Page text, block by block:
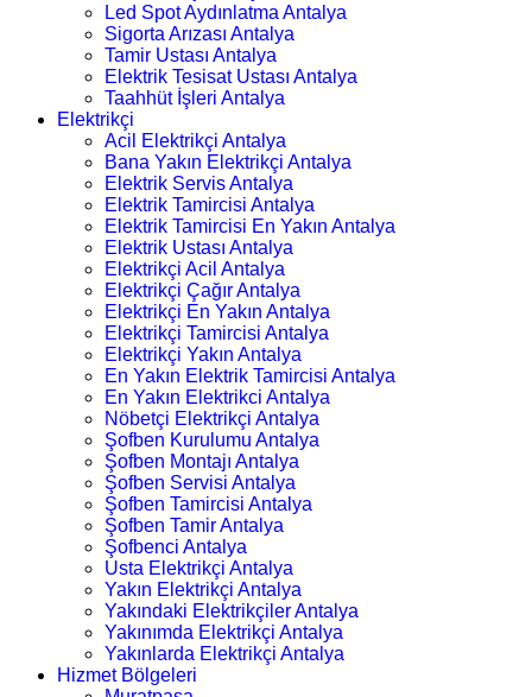
Led Spot Aydınlatma Antalya
Sigorta Arızası Antalya
Tamir Ustası Antalya
Elektrik Tesisat Ustası Antalya
Taahhüt İşleri Antalya
Elektrikçi
Acil Elektrikçi Antalya
Bana Yakın Elektrikçi Antalya
Elektrik Servis Antalya
Elektrik Tamircisi Antalya
Elektrik Tamircisi En Yakın Antalya
Elektrik Ustası Antalya
Elektrikçi Acil Antalya
Elektrikçi Çağır Antalya
Elektrikçi En Yakın Antalya
Elektrikçi Tamircisi Antalya
Elektrikçi Yakın Antalya
En Yakın Elektrik Tamircisi Antalya
En Yakın Elektrikci Antalya
Nöbetçi Elektrikçi Antalya
Şofben Kurulumu Antalya
Şofben Montajı Antalya
Şofben Servisi Antalya
Şofben Tamircisi Antalya
Şofben Tamir Antalya
Şofbenci Antalya
Usta Elektrikçi Antalya
Yakın Elektrikçi Antalya
Yakındaki Elektrikçiler Antalya
Yakınımda Elektrikçi Antalya
Yakınlarda Elektrikçi Antalya
Hizmet Bölgeleri